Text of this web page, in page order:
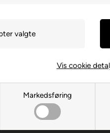
Markedsføring
Vis cookie
bør ikke spille uden